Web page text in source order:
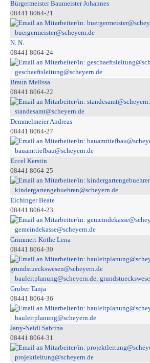
Bürgermeister Baumeister Johannes
08441 8064-21
buergermeister@scheyern.de
N. N.
08441 8064-24
geschaeftsleitung@scheyern.de
Braun Melissa
08441 8064-22
standesamt@scheyern.de
Demmelmeier Andreas
08441 8064-27
bauamttiefbau@scheyern.de
Eccel Kerstin
08441 8064-25
kindergartengebuehren@scheyern.de
Eichinger Beate
08441 8064-23
gemeindekasse@scheyern.de
Grimmert-Köthe Lena
08441 8064-30
bauleitplanung@scheyern.de;
Gruber Tanja
08441 8064-36
bauleitplanung@scheyern.de
Jany-Neidl Sabrina
08441 8064-31
projektleitung@scheyern.de